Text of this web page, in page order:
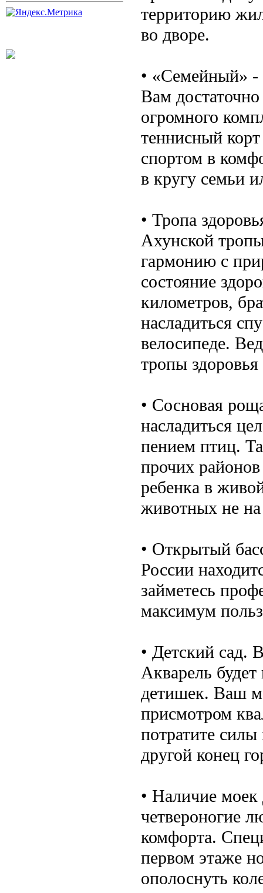
территорию
во дворе.
• «Семейный» -
Вам
огромного
теннисный
спортом в
в кругу семьи
• Тропа
Ахунской
гармонию с
состояние
километров,
насладиться
велосипеде.
тропы здоровья
• Сосновая
насладиться
пением птиц.
прочих
ребенка в
животных не на
• Открытый
России
займетесь
максимум
• Детский
Акварель
детишек. Ваш
присмотром
потратите силы
другой конец
• Наличие
четвероногие
комфорта.
первом этаже
ополоснуть